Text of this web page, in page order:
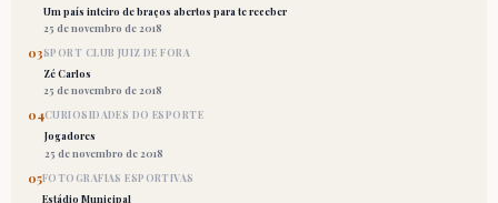
Um país inteiro de braços abertos para te receber
25 de novembro de 2018
03SPORT CLUB JUIZ DE FORA
Zé Carlos
25 de novembro de 2018
04CURIOSIDADES DO ESPORTE
Jogadores
25 de novembro de 2018
05FOTOGRAFIAS ESPORTIVAS
Estádio Municipal